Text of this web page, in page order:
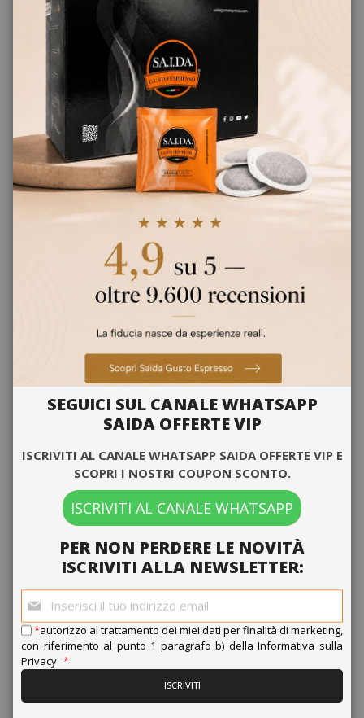
POTREBBE INTERESSARTI ANCHE...
Capsule Originali Saida Verida, miscela Gran Bar
da 0,192 € al pezzo
A partire da 20,75 €
Guadagna 200 Saida Points
Guadagna ad ogni acquisto da 10 a 13 Saida Points per
ogni euro speso.
Non Disponibile
Aggiungi alla Lista di Confronto
SEGUICI SUL CANALE WHATSAPP
SAIDA OFFERTE VIP
ISCRIVITI AL CANALE WHATSAPP SAIDA OFFERTE VIP E
SCOPRI I NOSTRI COUPON SCONTO.
ISCRIVITI AL CANALE WHATSAPP
PER NON PERDERE LE NOVITÀ
ISCRIVITI ALLA NEWSLETTER:
Iscriviti
alla
nostra
newsletter:
*autorizzo al trattamento dei miei dati per finalità di marketing,
con riferimento al punto 1 paragrafo b) dellaInformativa sulla
Privacy
ISCRIVITI